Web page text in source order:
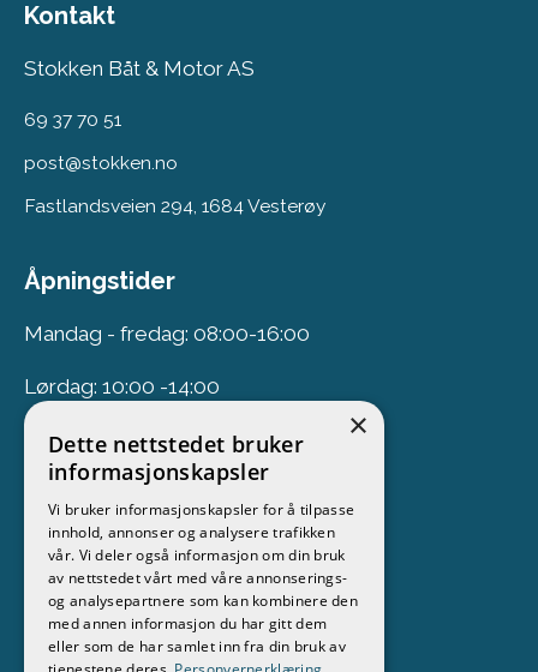
Kontakt
Stokken Båt & Motor AS
69 37 70 51
post@stokken.no
Fastlandsveien 294, 1684 Vesterøy
Åpningstider
Mandag - fredag: 08:00-16:00
Lørdag: 10:00 -14:00
Nyhetsbrev
Meld deg på vårt nyhetsbrev
Følg oss
×
Dette nettstedet bruker
informasjonskapsler
Vi bruker informasjonskapsler for å tilpasse
innhold, annonser og analysere trafikken
vår. Vi deler også informasjon om din bruk
av nettstedet vårt med våre annonserings-
og analysepartnere som kan kombinere den
med annen informasjon du har gitt dem
eller som de har samlet inn fra din bruk av